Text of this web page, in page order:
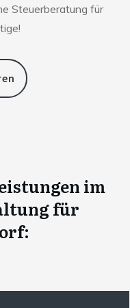
Steuerberatung für
im
für
: